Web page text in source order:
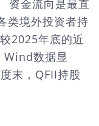
金流向是最直
类境外投资者持
2025年底的近
数据显
末，QFII持股